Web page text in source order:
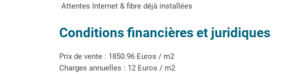
 Attentes Internet & fibre déjà installées
Conditions financières et juridiques
Prix de vente : 1850.96 Euros / m2
Charges annuelles : 12 Euros / m2